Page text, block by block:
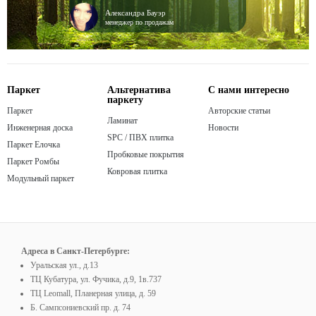
Александра Бауэр
менеджер по продажам
Паркет
Паркет
Инженерная доска
Паркет Елочка
Паркет Ромбы
Модульный паркет
Альтернатива
паркету
Ламинат
SPC / ПВХ плитка
Пробковые покрытия
Ковровая плитка
С нами интересно
Авторские статьи
Новости
Адреса в Санкт-Петербурге:
Уральская ул., д.13
ТЦ Кубатура, ул. Фучика, д.9, 1в.737
ТЦ Leomall, Планерная улица, д. 59
Б. Сампсониевский пр. д. 74